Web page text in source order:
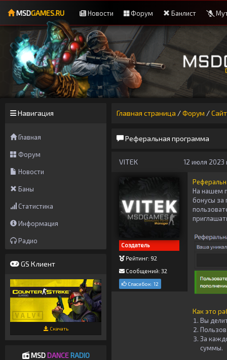
MSDGAMES.RU Новости Форум Банлист
Навигация
Главная
Форум
Новости
Баны
Статистика
Информация
Радио
GS Клиент
Скачать
MSDDANCE RADIO
Главная страница /Форум /Сайт
Реферальная программа
VITEK 12 июля 2023
Создатель
Рейтинг: 92
Сообщений: 32
Спасибок: 12
На нашем
бонусы за
Как это
Вы
За
суммы.